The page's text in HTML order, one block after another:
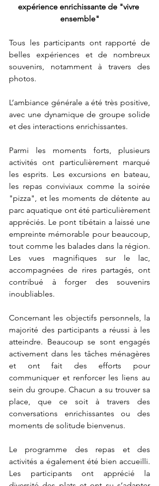
expérience enrichissante de "vivre
ensemble"
Tous les participants ont rapporté de
belles expériences et de nombreux
souvenirs, notamment à travers des
photos.
L’ambiance générale a été très positive,
avec une dynamique de groupe solide
et des interactions enrichissantes.
Parmi les moments forts, plusieurs
activités ont particulièrement marqué
les esprits. Les excursions en bateau,
les repas conviviaux comme la soirée
"pizza", et les moments de détente au
parc aquatique ont été particulièrement
appréciés. Le pont tibétain a laissé une
empreinte mémorable pour beaucoup,
tout comme les balades dans la région.
Les vues magnifiques sur le lac,
accompagnées de rires partagés, ont
contribué à forger des souvenirs
inoubliables.
Concernant les objectifs personnels, la
majorité des participants a réussi à les
atteindre. Beaucoup se sont engagés
activement dans les tâches ménagères
et ont fait des efforts pour
communiquer et renforcer les liens au
sein du groupe. Chacun a su trouver sa
place, que ce soit à travers des
conversations enrichissantes ou des
moments de solitude bienvenus.
Le programme des repas et des
activités a également été bien accueilli.
Les participants ont apprécié la